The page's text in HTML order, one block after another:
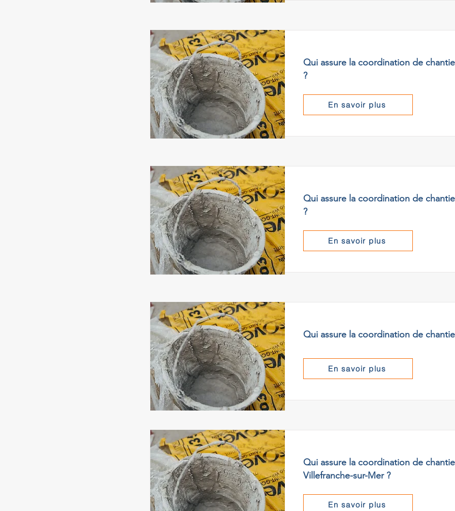
Qui assure la coordination de
?
En savoir plus
Qui assure la coordination de
?
En savoir plus
Qui assure la coordination de
En savoir plus
Qui assure la coordination de
Villefranche-sur-Mer ?
En savoir plus